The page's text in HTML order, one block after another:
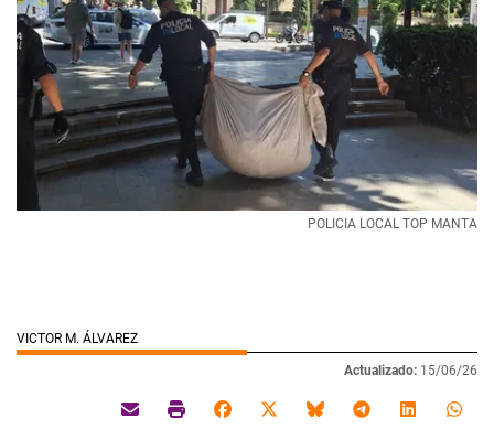
POLICIA LOCAL TOP MANTA
VICTOR M. ÁLVAREZ
Actualizado: 15/06/26